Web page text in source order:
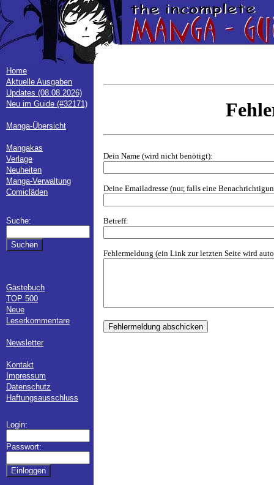
Home
Aktuelle Ausgaben
Updates (08.08.2026)
Neu im Guide (#32171)
Manga-Übersicht
Mangakas
Verlage
Neuheiten
Manga-Verwaltung
Comicläden
Suche:
Gästebuch
TOP 500
Neue
Leserkommentare
Newsletter
Kontakt
Impressum
Datenschutz
Haftungsausschluss
Login:
Passwort:
Dein Name (wird nicht benötigt):
Deine Emailadresse (nur, falls eine
Betreff:
Fehlermeldung (ein Link zur letzten Seite wird
Fehlermeldung abschicken